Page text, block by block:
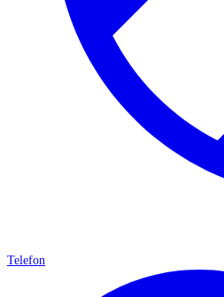
Telefon